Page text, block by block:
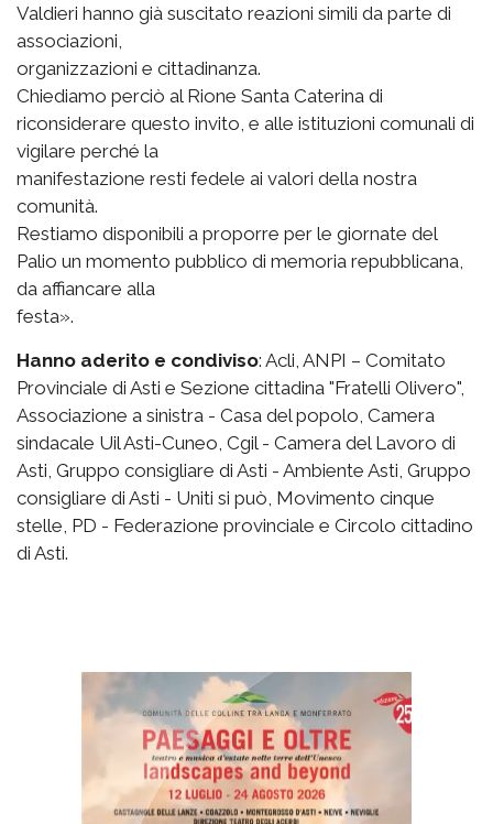
Valdieri hanno già suscitato reazioni simili da parte di
associazioni,
organizzazioni e cittadinanza.
Chiediamo perciò al Rione Santa Caterina di
riconsiderare questo invito, e alle istituzioni comunali di
vigilare perché la
manifestazione resti fedele ai valori della nostra
comunità.
Restiamo disponibili a proporre per le giornate del
Palio un momento pubblico di memoria repubblicana,
da affiancare alla
festa».
Hanno aderito e condiviso: Acli, ANPI – Comitato
Provinciale di Asti e Sezione cittadina "Fratelli Olivero",
Associazione a sinistra - Casa del popolo, Camera
sindacale Uil Asti-Cuneo, Cgil - Camera del Lavoro di
Asti, Gruppo consigliare di Asti - Ambiente Asti, Gruppo
consigliare di Asti - Uniti si può, Movimento cinque
stelle, PD - Federazione provinciale e Circolo cittadino
di Asti.